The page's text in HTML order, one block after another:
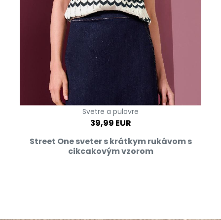
Svetre a pulovre
39,99 EUR
Street One sveter s krátkym rukávom s
cikcakovým vzorom